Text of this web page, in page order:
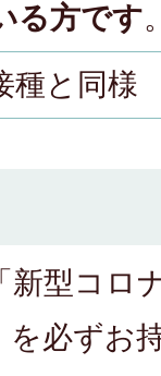
る方です
種と同様
新型コロ
を必ずお